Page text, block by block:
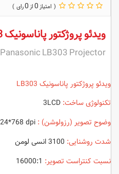
0
0
ویدئو پروژکتور پاناسونیک LB303
Panasonic LB303 Projector
ویدئو پروژکتور پاناسونیک LB303
تکنولوژی ساخت:
وضوح تصویر (رزولوشن) :
شدت روشنایی: 3100 انسی لومن
نسبت کنتراست تصویر: